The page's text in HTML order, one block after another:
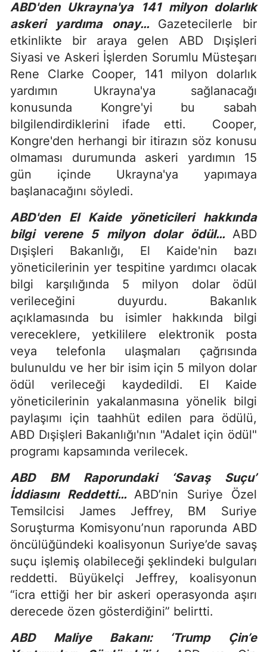
ABD'den Ukrayna'ya 141 milyon dolarlık
askeri yardıma onay… Gazetecilerle bir
etkinlikte bir araya gelen ABD Dışişleri
Siyasi ve Askeri İşlerden Sorumlu Müsteşarı
Rene Clarke Cooper, 141 milyon dolarlık
yardımın Ukrayna'ya sağlanacağı
konusunda Kongre'yi bu sabah
bilgilendirdiklerini ifade etti. Cooper,
Kongre'den herhangi bir itirazın söz konusu
olmaması durumunda askeri yardımın 15
gün içinde Ukrayna'ya yapımaya
başlanacağını söyledi.
ABD'den El Kaide yöneticileri hakkında
bilgi verene 5 milyon dolar ödül… ABD
Dışişleri Bakanlığı, El Kaide'nin bazı
yöneticilerinin yer tespitine yardımcı olacak
bilgi karşılığında 5 milyon dolar ödül
verileceğini duyurdu. Bakanlık
açıklamasında bu isimler hakkında bilgi
vereceklere, yetkililere elektronik posta
veya telefonla ulaşmaları çağrısında
bulunuldu ve her bir isim için 5 milyon dolar
ödül verileceği kaydedildi. El Kaide
yöneticilerinin yakalanmasına yönelik bilgi
paylaşımı için taahhüt edilen para ödülü,
ABD Dışişleri Bakanlığı'nın "Adalet için ödül"
programı kapsamında verilecek.
ABD BM Raporundaki ‘Savaş Suçu’
İddiasını Reddetti… ABD’nin Suriye Özel
Temsilcisi James Jeffrey, BM Suriye
Soruşturma Komisyonu’nun raporunda ABD
öncülüğündeki koalisyonun Suriye’de savaş
suçu işlemiş olabileceği şeklindeki bulguları
reddetti. Büyükelçi Jeffrey, koalisyonun
“icra ettiği her bir askeri operasyonda aşırı
derecede özen gösterdiğini” belirtti.
ABD Maliye Bakanı: ‘Trump Çin’e